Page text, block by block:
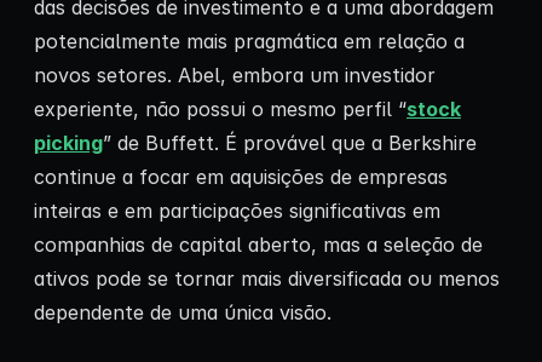
das decisões de investimento e a uma abordagem
potencialmente mais pragmática em relação a
novos setores. Abel, embora um investidor
experiente, não possui o mesmo perfil “stock
picking” de Buffett. É provável que a Berkshire
continue a focar em aquisições de empresas
inteiras e em participações significativas em
companhias de capital aberto, mas a seleção de
ativos pode se tornar mais diversificada ou menos
dependente de uma única visão.